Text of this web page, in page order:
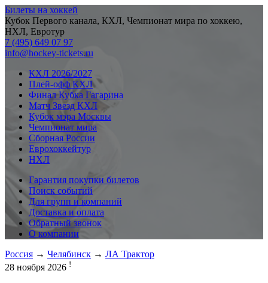
Билеты на хоккей
Кубок Первого канала, КХЛ, Чемпионат мира по хоккею,
НХЛ, Евротур
7 (495) 649 07 97
info@hockey-tickets.ru
КХЛ 2026/2027
Плей-офф КХЛ
Финал Кубка Гагарина
Матч Звезд КХЛ
Кубок мэра Москвы
Чемпионат мира
Сборная России
Еврохоккейтур
НХЛ
Гарантия покупки билетов
Поиск событий
Для групп и компаний
Доставка и оплата
Обратный звонок
О компании
Россия → Челябинск → ЛА Трактор
28 ноября 2026 !